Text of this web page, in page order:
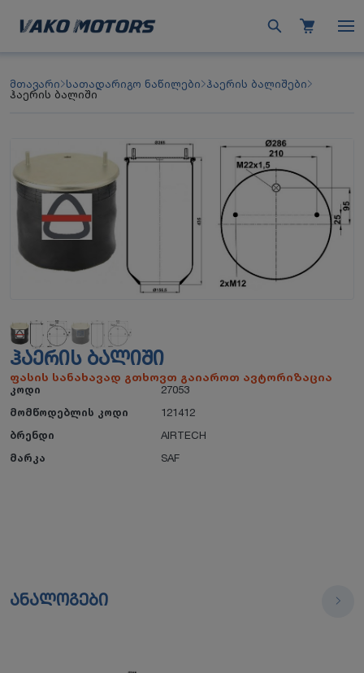
მთავარი სათადარიგო ნაწილები ჰაერის ბალიშები
ჰაერის ბალიში
ᲰᲐᲔᲠᲘᲡ ᲑᲐᲚᲘᲨᲘ
ფასის სანახავად გთხოვთ გაიაროთ ავტორიზაცია
კოდი
27053
მომწოდებლის კოდი
121412
ბრენდი
AIRTECH
მარკა
SAF
ანალოგები